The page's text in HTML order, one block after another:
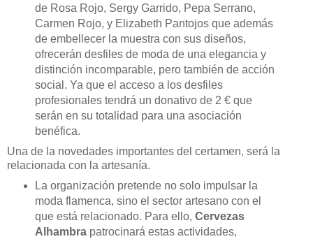
de Rosa Rojo, Sergy Garrido, Pepa Serrano,
Carmen Rojo, y Elizabeth Pantojos que además
de embellecer la muestra con sus diseños,
ofrecerán desfiles de moda de una elegancia y
distinción incomparable, pero también de acción
social. Ya que el acceso a los desfiles
profesionales tendrá un donativo de 2 € que
serán en su totalidad para una asociación
benéfica.
Una de la novedades importantes del certamen, será la
relacionada con la artesanía.
La organización pretende no solo impulsar la
moda flamenca, sino el sector artesano con el
que está relacionado. Para ello, Cervezas
Alhambra patrocinará estas actividades,